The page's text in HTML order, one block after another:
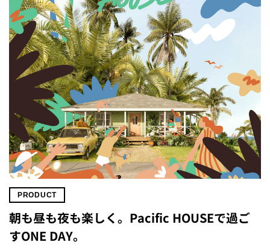
PRODUCT
朝も昼も夜も楽しく。Pacific HOUSEで過ご
すONE DAY。